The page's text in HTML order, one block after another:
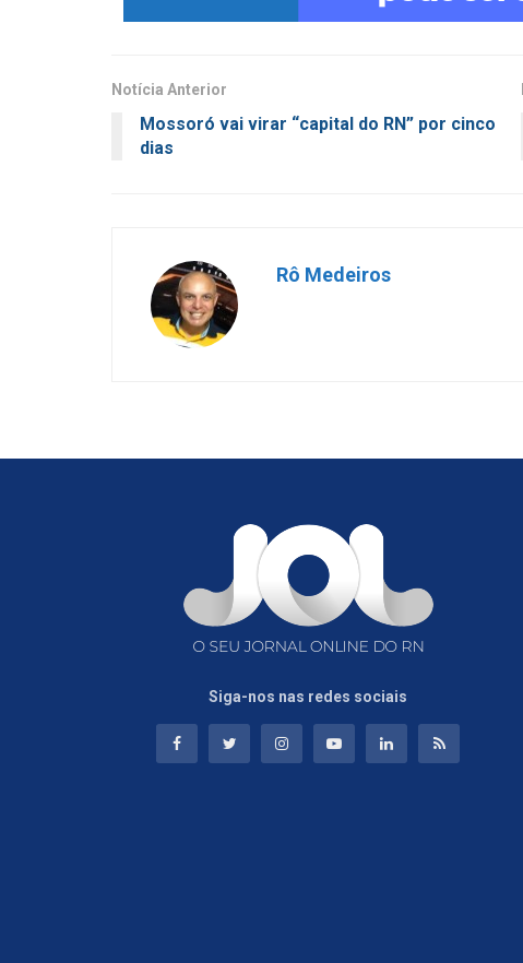
Notícia Anterior
Mossoró vai virar “capital do RN” por cinco
dias
Rô Medeiros
Siga-nos nas redes sociais